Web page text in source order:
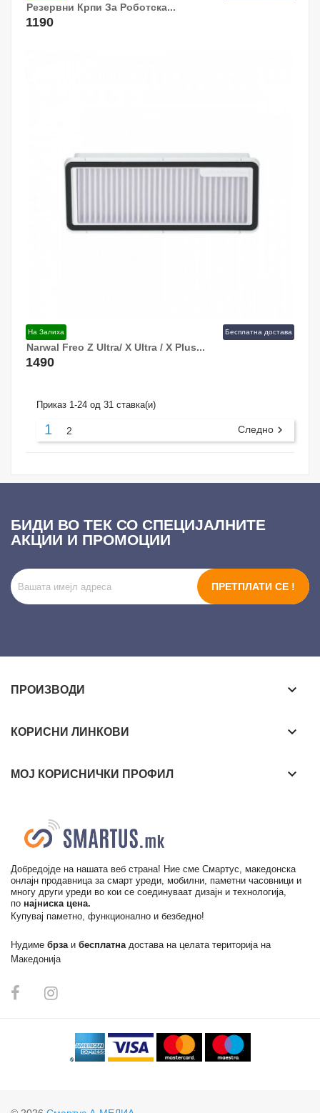
Резервни Крпи За Роботска...
1190
Додај Во Кошница!
На Залиха Бесплатна достава
Narwal Freo Z Ultra/ X Ultra / X Plus...
1490
Приказ 1-24 од 31 ставка(и)
1 2 Следно 
БИДИ ВО ТЕК СО СПЕЦИЈАЛНИТЕ
АКЦИИ И ПРОМОЦИИ
ПРЕТПЛАТИ СЕ !
ПРОИЗВОДИ keyboard_arrow_down
КОРИСНИ ЛИНКОВИ keyboard_arrow_down
МОЈ КОРИСНИЧКИ ПРОФИЛ keyboard_arrow_down
Добредојде на нашата веб страна! Ние сме Смартус, македонска
онлајн продавница за смарт уреди, мобилни, паметни часовници и
многу други уреди во кои се соединуваат дизајн и технологија,
по најниска цена.
Купувај паметно, функционално и безбедно!
Нудиме брзаи бесплатна достава на целата територија на
Македонија